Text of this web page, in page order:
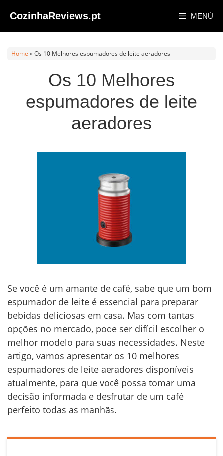
contenido
CozinhaReviews.pt MENÚ
Home »Os 10 Melhores espumadores de leite aeradores
Os 10 Melhores
espumadores de leite
aeradores
Se você é um amante de café, sabe que um bom
espumador de leite é essencial para preparar
bebidas deliciosas em casa. Mas com tantas
opções no mercado, pode ser difícil escolher o
melhor modelo para suas necessidades. Neste
artigo, vamos apresentar os 10 melhores
espumadores de leite aeradores disponíveis
atualmente, para que você possa tomar uma
decisão informada e desfrutar de um café
perfeito todas as manhãs.